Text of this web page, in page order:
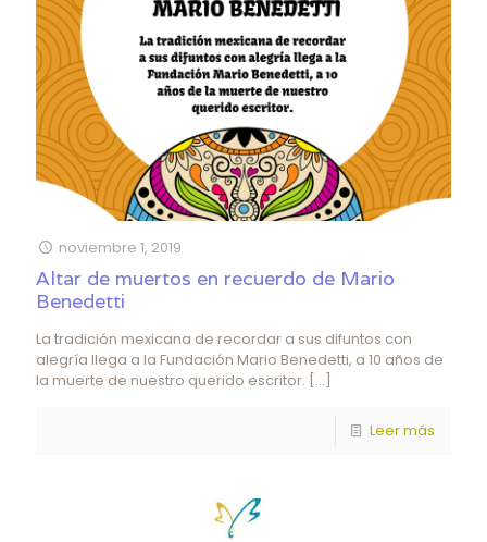
noviembre 1, 2019
Altar de muertos en recuerdo de Mario
Benedetti
La tradición mexicana de recordar a sus difuntos con
alegría llega a la Fundación Mario Benedetti, a 10 años de
la muerte de nuestro querido escritor. […]
Leer más